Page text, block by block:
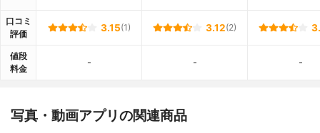
口コミ
評価
3.15(1) 3.12(2)
値段
料金
- - -
写真・動画アプリの関連商品